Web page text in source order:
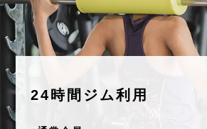
24時間ジム利用